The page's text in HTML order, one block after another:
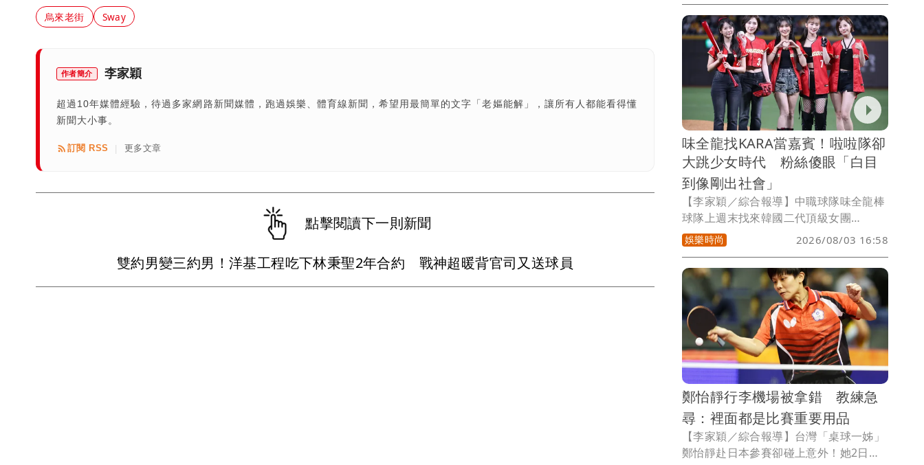
烏來老街 Sway
作者簡介 李家穎
超過10年媒體經驗，待過多家網路新聞媒體，跑過娛樂、體育線新聞，希望用最簡單的文字「老嫗能解」，讓所有人都能看得懂
新聞大小事。
訂閱 RSS 更多文章
點擊閱讀下一則新聞
雙約男變三約男！洋基工程吃下林秉聖2年合約 戰神超暖背官司又送球員
獲選的史上最低紀錄。最受矚目的SBL狀
元由凱薩基隆黑鳶選進206公分政治大學
長人莫斯塔發，而日前已在TPBL選秀會
首輪第3順位獲中信特攻指名的郭嘉安，
也再次獲得台啤青睞，成為本屆話題人
物。
味全龍找KARA當嘉賓！啦啦隊卻
大跳少女時代 粉絲傻眼「白目
到像剛出社會」
【李家穎／綜合報導】中職球隊味全龍棒
球隊上週末找來韓國二代頂級女團
「KARA」（카라）當壓軸日嘉賓，原本
大眾感動回憶湧現，卻有不少粉絲拍下並
指出，當天啦啦隊小龍女集體跳少女時代
的歌，KARA甚至在場邊看著這樣的表
演，讓粉絲氣炸認為太沒禮貌，「表演同
期競爭女團的歌，白目到像剛出社會」。
娛樂時尚 2026/08/03 16:58
鄭怡靜行李機場被拿錯 教練急
尋：裡面都是比賽重要用品
【李家穎／綜合報導】台灣「桌球一姊」
鄭怡靜赴日本參賽卻碰上意外！她2日搭